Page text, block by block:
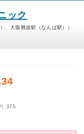
ック
、大阪難波駅（なんば駅））
:375